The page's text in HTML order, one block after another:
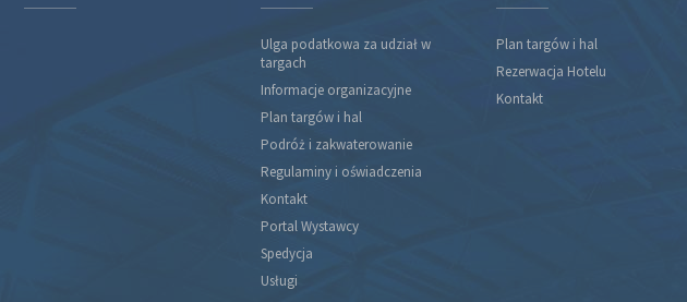
Ulga podatkowa za udział w
targach
Informacje organizacyjne
Plan targów i hal
Podróż i zakwaterowanie
Regulaminy i oświadczenia
Kontakt
Portal Wystawcy
Spedycja
Usługi
Plan targów i hal
Rezerwacja Hotelu
Kontakt